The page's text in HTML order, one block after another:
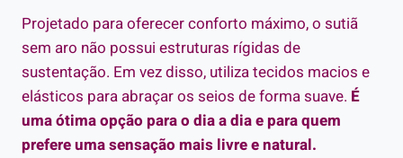
Projetado para oferecer conforto máximo, o sutiã
sem aro não possui estruturas rígidas de
sustentação. Em vez disso, utiliza tecidos macios e
elásticos para abraçar os seios de forma suave. É
uma ótima opção para o dia a dia e para quem
prefere uma sensação mais livre e natural.